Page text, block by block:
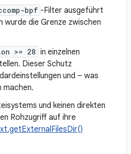
bpf -Filter ausgeführt
wurde die Grenze zwischen
>= 28 in einzelnen
Dieser Schutz
und – was
machen.
und keinen direkten
Rohzugriff auf ihre